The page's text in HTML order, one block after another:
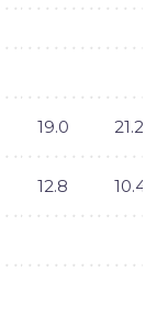
19.0 21.2
12.8 10.4